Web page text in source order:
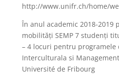
http://www.unifr.ch/home/
În anul academic 2018-2019
mobilităţi SEMP 7 studenţi
– 4 locuri pentru programele
Interculturala si
Université de Fribourg